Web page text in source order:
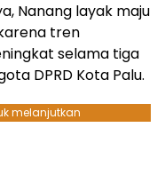
Nanang layak maju
tren
selama tiga
DPRD Kota Palu.
melanjutkan